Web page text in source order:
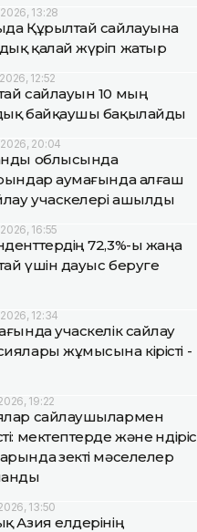
13:28
Құрылтай сайлауына
қалай жүріп жатыр
12:52
сайлауын 10 мың
байқаушы бақылайды
20:04
облысында
аумағында алғаш
учаскелері ашылды
16:55
72,3%-ы жаңа
үшін дауыс беруге
12:34
учаскелік сайлау
жұмысына кірісті -
19:22
сайлаушылармен
мектептерде және өндіріс
өзекті мәселелер
13:50
Азия елдерінің